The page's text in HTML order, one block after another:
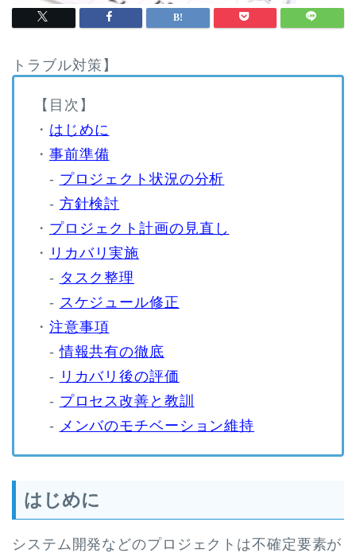
トラブル対策】
【目次】
・ はじめに
・ 事前準備
- プロジェクト状況の分析
- 方針検討
・ プロジェクト計画の見直し
・ リカバリ実施
- タスク整理
- スケジュール修正
・ 注意事項
-情報共有の徹底
- リカバリ後の評価
- プロセス改善と教訓
- メンバのモチベーション維持
はじめに
システム開発などのプロジェクトは不確定要素が